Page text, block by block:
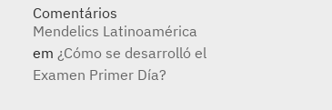
Comentários
Mendelics Latinoamérica
em¿Cómo se desarrolló el
Examen Primer Día?